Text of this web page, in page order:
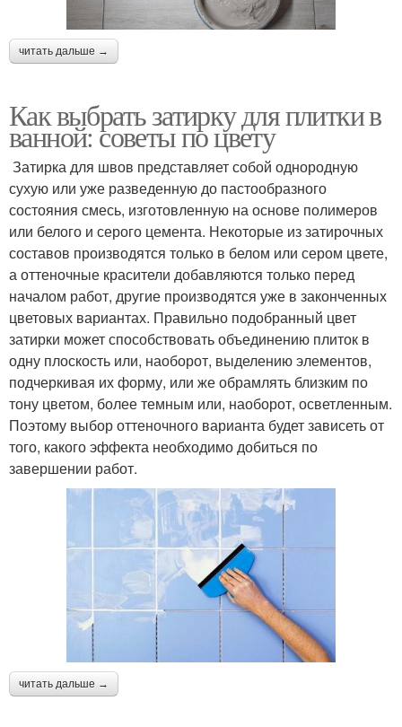
читать дальше →
Как выбрать затирку для плитки в
ванной: советы по цвету
Затирка для швов представляет собой однородную
сухую или уже разведенную до пастообразного
состояния смесь, изготовленную на основе полимеров
или белого и серого цемента. Некоторые из затирочных
составов производятся только в белом или сером цвете,
а оттеночные красители добавляются только перед
началом работ, другие производятся уже в законченных
цветовых вариантах. Правильно подобранный цвет
затирки может способствовать объединению плиток в
одну плоскость или, наоборот, выделению элементов,
подчеркивая их форму, или же обрамлять близким по
тону цветом, более темным или, наоборот, осветленным.
Поэтому выбор оттеночного варианта будет зависеть от
того, какого эффекта необходимо добиться по
завершении работ.
читать дальше →